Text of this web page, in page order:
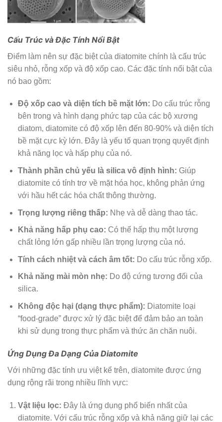
Cấu Trúc và Đặc Tính Nổi Bật
Điểm làm nên sự đặc biệt của diatomite chính là cấu trúc
siêu nhỏ, rỗng xốp và độ xốp cao. Các đặc tính nổi bật của
nó bao gồm:
Độ xốp cao và diện tích bề mặt lớn: Do cấu trúc rỗng
bên trong và hình dạng phức tạp của các bộ xương
diatom, diatomite có độ xốp lên đến 80-90% và diện tích
bề mặt cực kỳ lớn. Đây là yếu tố quan trọng quyết định
khả năng lọc và hấp phụ của nó.
Thành phần chủ yếu là silica vô định hình: Giúp
diatomite có tính trơ về mặt hóa học, không phản ứng
với hầu hết các hóa chất thông thường.
Trọng lượng riêng thấp: Nhẹ và dễ dàng thao tác.
Khả năng hấp phụ cao: Có thể hấp thụ một lượng
chất lỏng lớn gấp nhiều lần trọng lượng của nó.
Tính cách nhiệt và cách âm tốt: Do cấu trúc rỗng xốp.
Khả năng mài mòn nhẹ: Do độ cứng tương đối của
silica.
Không độc hại (dạng thực phẩm): Diatomite loại
“food-grade” được xử lý đặc biệt để đảm bảo an toàn
khi sử dụng trong thực phẩm và thức ăn chăn nuôi.
Ứng Dụng Đa Dạng Của Diatomite
Với những đặc tính ưu việt kể trên, diatomite được ứng
dụng rộng rãi trong nhiều lĩnh vực:
Vật liệu lọc: Đây là ứng dụng phổ biến nhất của
diatomite. Với cấu trúc rỗng xốp và khả năng giữ lại các